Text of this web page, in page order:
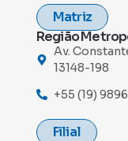
Matriz
Região
Av.
13148-198
+55 (19)
Filial